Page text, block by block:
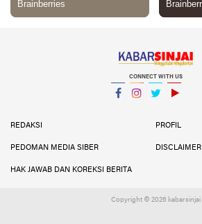
CONNECT WITH US
REDAKSI
PROFIL
PEDOMAN MEDIA SIBER DISCLAIMER
HAK JAWAB DAN KOREKSI BERITA
Copyright © 2026 kabarsinjai